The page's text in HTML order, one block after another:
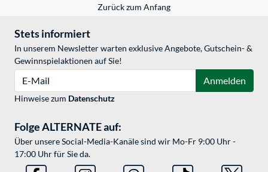
Zurück zum Anfang
Stets informiert
In unserem Newsletter warten exklusive Angebote, Gutschein- &
Gewinnspielaktionen auf Sie!
Anmelden
Hinweise zum Datenschutz
Folge ALTERNATE auf:
Über unsere Social-Media-Kanäle sind wir Mo-Fr 9:00 Uhr -
17:00 Uhr für Sie da.